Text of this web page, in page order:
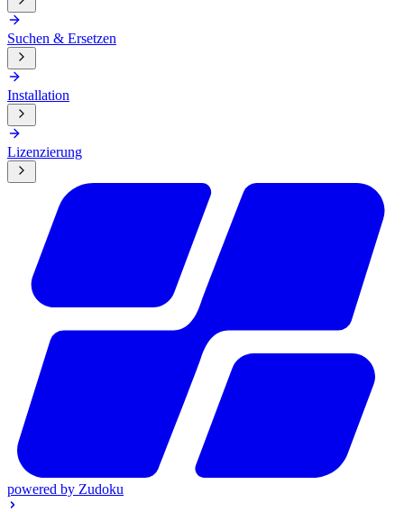
Suchen & Ersetzen
Installation
Lizenzierung
powered by Zudoku